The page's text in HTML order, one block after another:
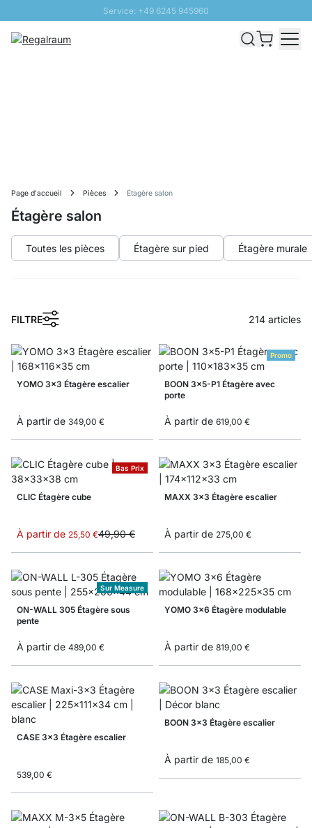
Service: +49 6245 945960
Livraison rapide - Livraison gratuite dès 100€
Page d'accueil Pièces Étagère salon
Étagère salon
Toutes les pièces Étagère sur pied Étagère murale
FILTRE 214 articles
YOMO 3x3 Étagère escalier
À partir de 349,00 €
Promo
BOON 3x5-P1 Étagère avec
porte
À partir de 619,00 €
Bas Prix
CLIC Étagère cube
À partir de 25,50 €49,90 €
MAXX 3x3 Étagère escalier
À partir de 275,00 €
Sur Measure
ON-WALL 305 Étagère sous
pente
À partir de 489,00 €
YOMO 3x6 Étagère modulable
À partir de 819,00 €
CASE 3x3 Étagère escalier
539,00 €
BOON 3x3 Étagère escalier
À partir de 185,00 €